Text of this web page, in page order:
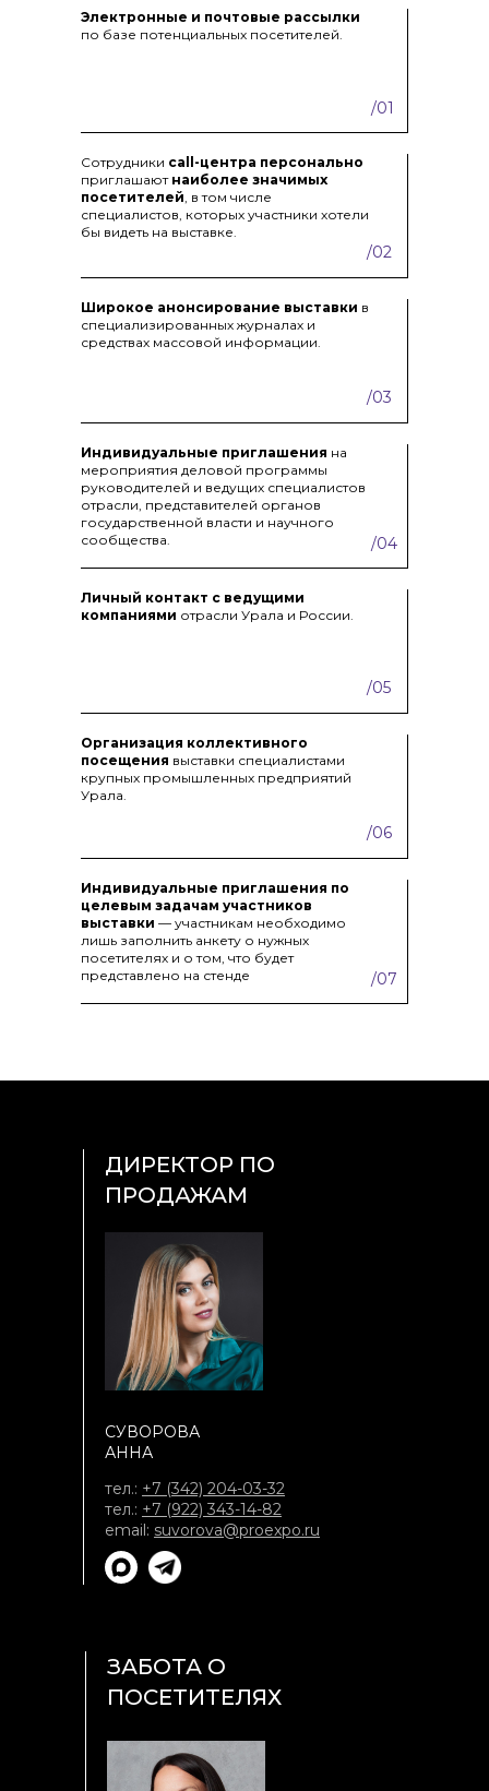
Электронные и почтовые рассылки
по базе потенциальных посетителей.
/01
Сотрудники call-центра персонально
приглашают наиболее значимых
посетителей, в том числе
специалистов, которых участники хотели
бы видеть на выставке.
Широкое анонсирование выставки в
специализированных журналах и
средствах массовой информации.
/02
/03
Индивидуальные приглашения на
мероприятия деловой программы
руководителей и ведущих специалистов
отрасли, представителей органов
государственной власти и научного
сообщества.
/04
Личный контакт с ведущими
компаниями отрасли Урала и России.
Организация коллективного
посещения выставки специалистами
крупных промышленных предприятий
Урала.
/05
/06
Индивидуальные приглашения по
целевым задачам участников
выставки — участникам необходимо
лишь заполнить анкету о нужных
посетителях и о том, что будет
представлено на стенде
/07
ДИРЕКТОР ПО
ПРОДАЖАМ
СУВОРОВА
АННА
тел.: +7 (342) 204-03-32
тел.: +7 (922) 343-14-82
email: suvorova@proexpo.ru
ЗАБОТА О
ПОСЕТИТЕЛЯХ